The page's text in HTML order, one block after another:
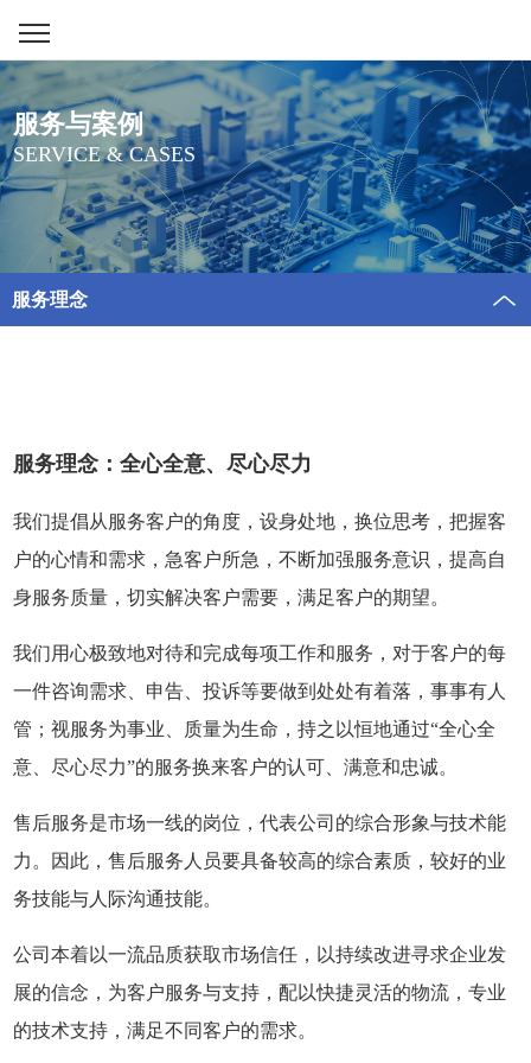
服务与案例
SERVICE & CASES
服务理念
服务理念：全心全意、尽心尽力
我们提倡从服务客户的角度，设身处地，换位思考，把握客
户的心情和需求，急客户所急，不断加强服务意识，提高自
身服务质量，切实解决客户需要，满足客户的期望。
我们用心极致地对待和完成每项工作和服务，对于客户的每
一件咨询需求、申告、投诉等要做到处处有着落，事事有人
管；视服务为事业、质量为生命，持之以恒地通过“全心全
意、尽心尽力”的服务换来客户的认可、满意和忠诚。
售后服务是市场一线的岗位，代表公司的综合形象与技术能
力。因此，售后服务人员要具备较高的综合素质，较好的业
务技能与人际沟通技能。
公司本着以一流品质获取市场信任，以持续改进寻求企业发
展的信念，为客户服务与支持，配以快捷灵活的物流，专业
的技术支持，满足不同客户的需求。